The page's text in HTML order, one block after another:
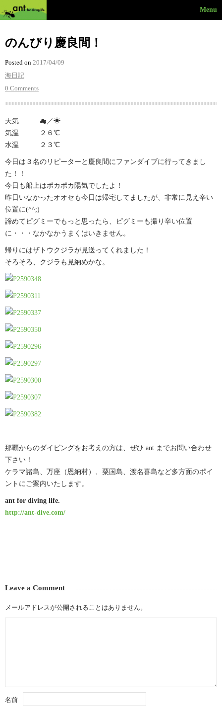
Menu
のんびり慶良間！
Posted on 2017/04/09
海日記
0 Comments
天気 ☁︎／☀︎
気温 ２６℃
水温 ２３℃
今日は３名のリピーターと慶良間にファンダイブに行ってきまし
た！！
今日も船上はポカポカ陽気でしたよ！
昨日いなかったオオセも今日は帰宅してましたが、非常に見え辛い
位置に(^^;)
諦めてピグミーでもっと思ったら、ピグミーも撮り辛い位置
に・・・なかなかうまくはいきません。
帰りにはザトウクジラが見送ってくれました！
そろそろ、クジラも見納めかな。
那覇からのダイビングをお考えの方は、ぜひ ant までお問い合わせ
下さい！
ケラマ諸島、万座（恩納村）、粟国島、渡名喜島など多方面のポイ
ントにご案内いたします。
ant for diving life.
http://ant-dive.com/
Leave a Comment
メールアドレスが公開されることはありません。
名前